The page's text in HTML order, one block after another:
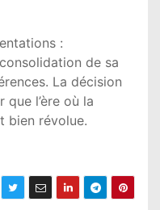
:
de sa
La décision
l’ère où la
bien révolue.